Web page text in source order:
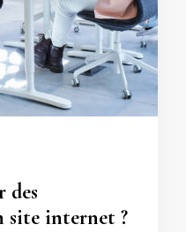
des
site internet ?